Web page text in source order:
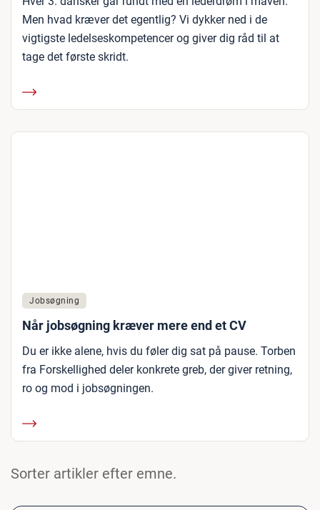
Men hvad kræver det egentlig? Vi dykker ned i de
vigtigste ledelseskompetencer og giver dig råd til at
tage det første skridt.
Jobsøgning
Når jobsøgning kræver mere end et CV
Du er ikke alene, hvis du føler dig sat på pause. Torben
fra Forskellighed deler konkrete greb, der giver retning,
ro og mod i jobsøgningen.
Sorter artikler efter emne.